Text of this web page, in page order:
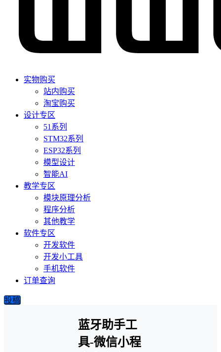
实物购买
站内购买
淘宝购买
设计专区
51系列
STM32系列
ESP32系列
模型设计
智能AI
教学专区
模块原理分析
程序分析
其他教学
软件专区
开发软件
开发小工具
手机软件
订单查询
投稿
蓝牙助手工
具-微信小程